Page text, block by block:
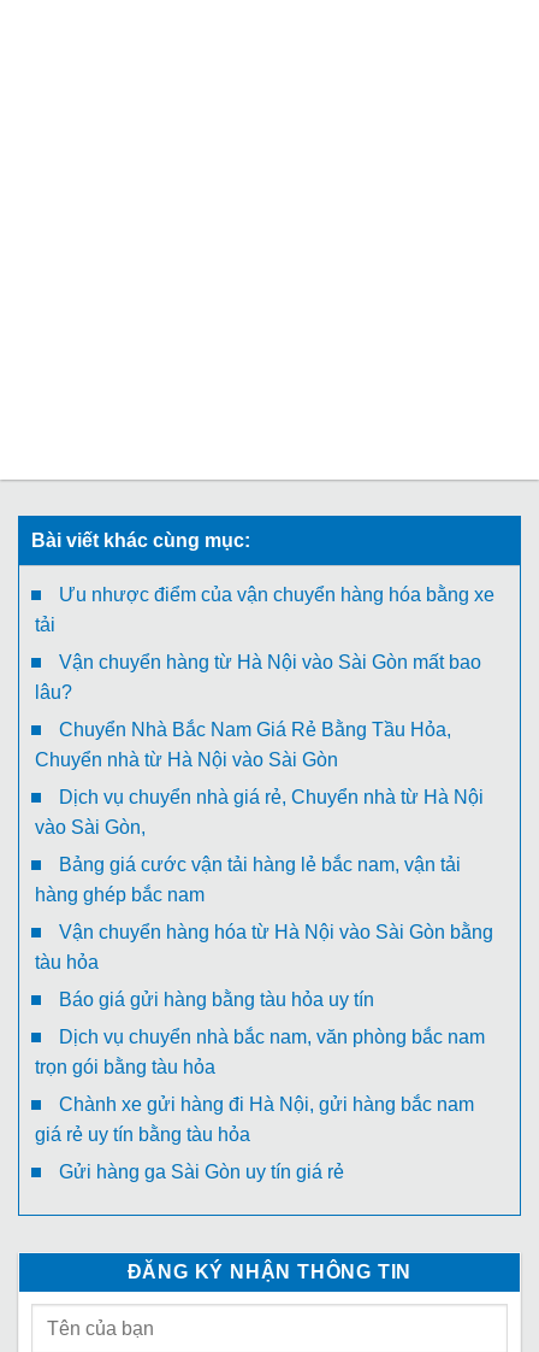
Bài viết khác cùng mục:
Ưu nhược điểm của vận chuyển hàng hóa bằng xe
tải
Vận chuyển hàng từ Hà Nội vào Sài Gòn mất bao
lâu?
Chuyển Nhà Bắc Nam Giá Rẻ Bằng Tầu Hỏa,
Chuyển nhà từ Hà Nội vào Sài Gòn
Dịch vụ chuyển nhà giá rẻ, Chuyển nhà từ Hà Nội
vào Sài Gòn,
Bảng giá cước vận tải hàng lẻ bắc nam, vận tải
hàng ghép bắc nam
Vận chuyển hàng hóa từ Hà Nội vào Sài Gòn bằng
tàu hỏa
Báo giá gửi hàng bằng tàu hỏa uy tín
Dịch vụ chuyển nhà bắc nam, văn phòng bắc nam
trọn gói bằng tàu hỏa
Chành xe gửi hàng đi Hà Nội, gửi hàng bắc nam
giá rẻ uy tín bằng tàu hỏa
Gửi hàng ga Sài Gòn uy tín giá rẻ
ĐĂNG KÝ NHẬN THÔNG TIN